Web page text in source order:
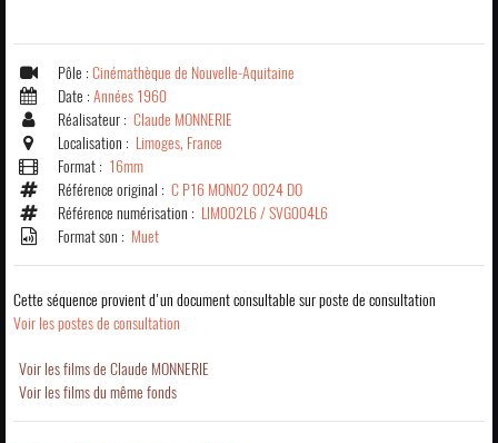
Pôle : Cinémathèque de Nouvelle-Aquitaine
Date : Années 1960
Réalisateur : Claude MONNERIE
Localisation : Limoges, France
Format : 16mm
Référence original : C P16 MON02 0024 DO
Référence numérisation : LIM002L6 / SVG004L6
Format son : Muet
Cette séquence provient d'un document consultable sur poste de consultation
Voir les postes de consultation
Voir les films de Claude MONNERIE
Voir les films du même fonds